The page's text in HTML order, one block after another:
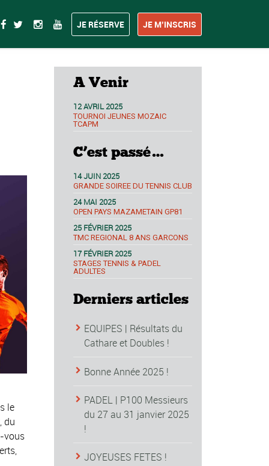
JE RÉSERVE JE M’INSCRIS
le
du
vous
A Venir
12 AVRIL 2025
TOURNOI JEUNES MOZAIC
TCAPM
C’est passé…
14 JUIN 2025
GRANDE SOIREE DU TENNIS CLUB
24 MAI 2025
OPEN PAYS MAZAMETAIN GP81
25 FÉVRIER 2025
TMC REGIONAL 8 ANS GARCONS
17 FÉVRIER 2025
STAGES TENNIS & PADEL
ADULTES
Derniers articles
EQUIPES | Résultats du
Cathare et Doubles !
Bonne Année 2025 !
PADEL | P100 Messieurs
du 27 au 31 janvier 2025
!
JOYEUSES FETES !